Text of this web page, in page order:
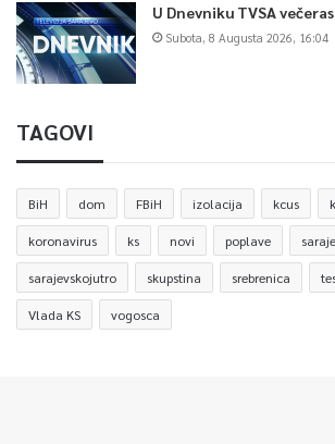
U Dnevniku TVSA
Subota, 8 Augusta 2026, 16:04
TAGOVI
BiH dom FBiH izolacija kcus
koronavirus ks novi poplave
sarajevskojutro skupstina srebrenica
Vlada KS vogosca